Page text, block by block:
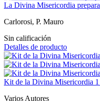
La Divina Misericordia
Carlorosi, P. Mauro
Sin calificación
Detalles de producto
Kit de la Divina Misericordia
Varios Autores